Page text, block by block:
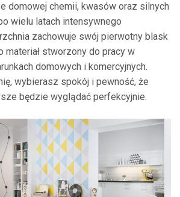
domowej chemii, kwasów oraz silnych
wielu latach intensywnego
zachowuje swój pierwotny blask
materiał stworzony do pracy w
domowych i komercyjnych.
wybierasz spokój i pewność, że
będzie wyglądać perfekcyjnie.